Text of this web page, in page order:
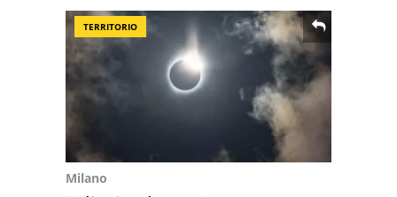
TERRITORIO
Milano